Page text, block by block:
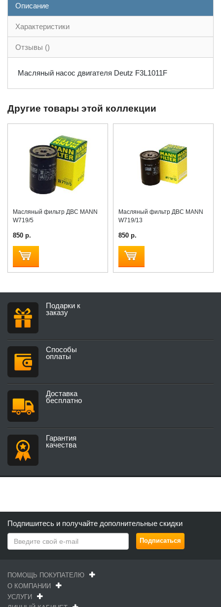
Описание
Характеристики
Отзывы ()
Масляный насос двигателя Deutz F3L1011F
Другие товары этой коллекции
Масляный фильтр ДВС MANN
W719/5
850 р.
Масляный фильтр ДВС MANN
W719/13
850 р.
Подарки к
заказу
Способы
оплаты
Доставка
бесплатно
Гарантия
качества
Подпишитесь и получайте дополнительные скидки
ПОМОЩЬ ПОКУПАТЕЛЮ
О КОМПАНИИ
УСЛУГИ